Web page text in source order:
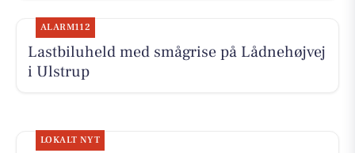
ALARM112
Lastbiluheld med smågrise på Lådnehøjvej
i Ulstrup
LOKALT NYT